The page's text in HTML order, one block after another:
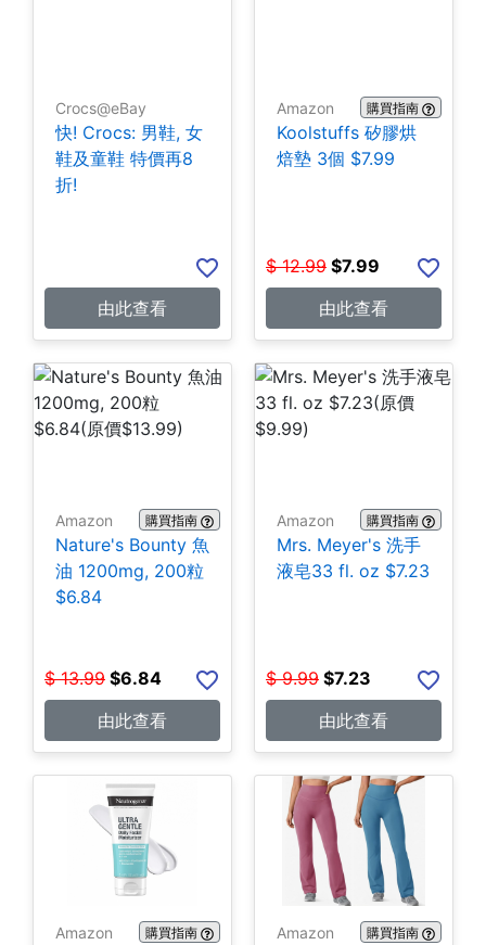
Crocs@eBay
快! Crocs: 男鞋, 女
鞋及童鞋 特價再8
折!
由此查看
Amazon 購買指南
Koolstuffs 矽膠烘
焙墊 3個 $7.99
$ 12.99 $7.99
由此查看
Amazon 購買指南
Nature's Bounty 魚
油 1200mg, 200粒
$6.84
$ 13.99 $6.84
由此查看
Amazon 購買指南
Mrs. Meyer's 洗手
液皂33 fl. oz $7.23
$ 9.99 $7.23
由此查看
Amazon 購買指南 Amazon 購買指南